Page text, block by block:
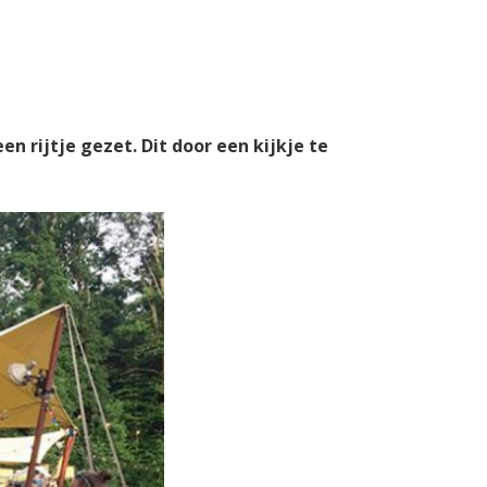
rijtje gezet. Dit door een kijkje te